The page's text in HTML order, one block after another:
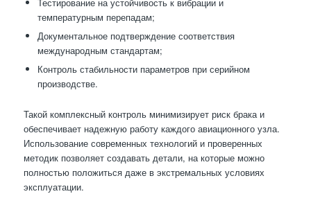
температурным перепадам;
Документальное подтверждение соответствия
международным стандартам;
Контроль стабильности параметров при серийном
производстве.
Такой комплексный контроль минимизирует риск брака и
обеспечивает надежную работу каждого авиационного узла.
Использование современных технологий и проверенных
методик позволяет создавать детали, на которые можно
полностью положиться даже в экстремальных условиях
эксплуатации.